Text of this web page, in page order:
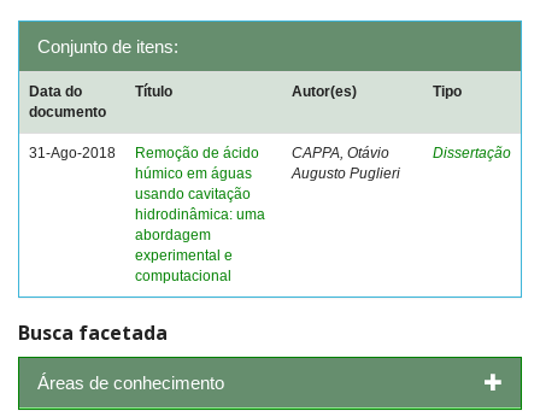
Conjunto de itens:
Data do
documento
Título Autor(es) Tipo
31-Ago-2018
Remoção de ácido
húmico em águas
usando cavitação
hidrodinâmica: uma
abordagem
experimental e
computacional
CAPPA, Otávio
Augusto Puglieri
Dissertação
Busca facetada
Áreas de conhecimento